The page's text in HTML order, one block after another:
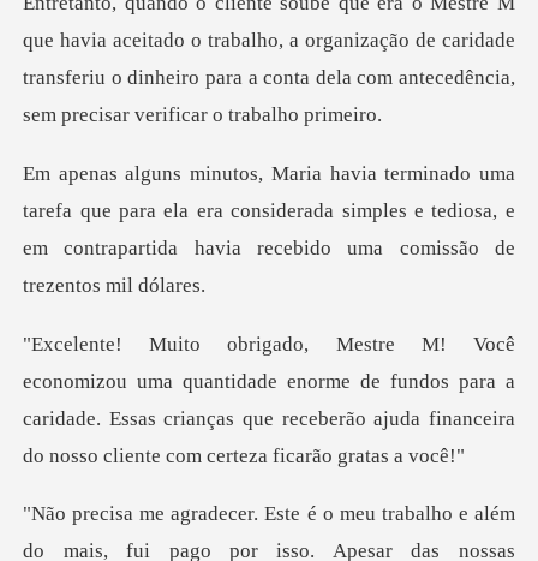
o o trabalho, a organização de caridade
transferiu o dinheiro para a co
ue para ela era considerada simples e tediosa, e
em contrapa
e enorme de fundos para a
caridade. Essas crianças que receberão aj
do mais, fui pago por isso. Apesar das nossas